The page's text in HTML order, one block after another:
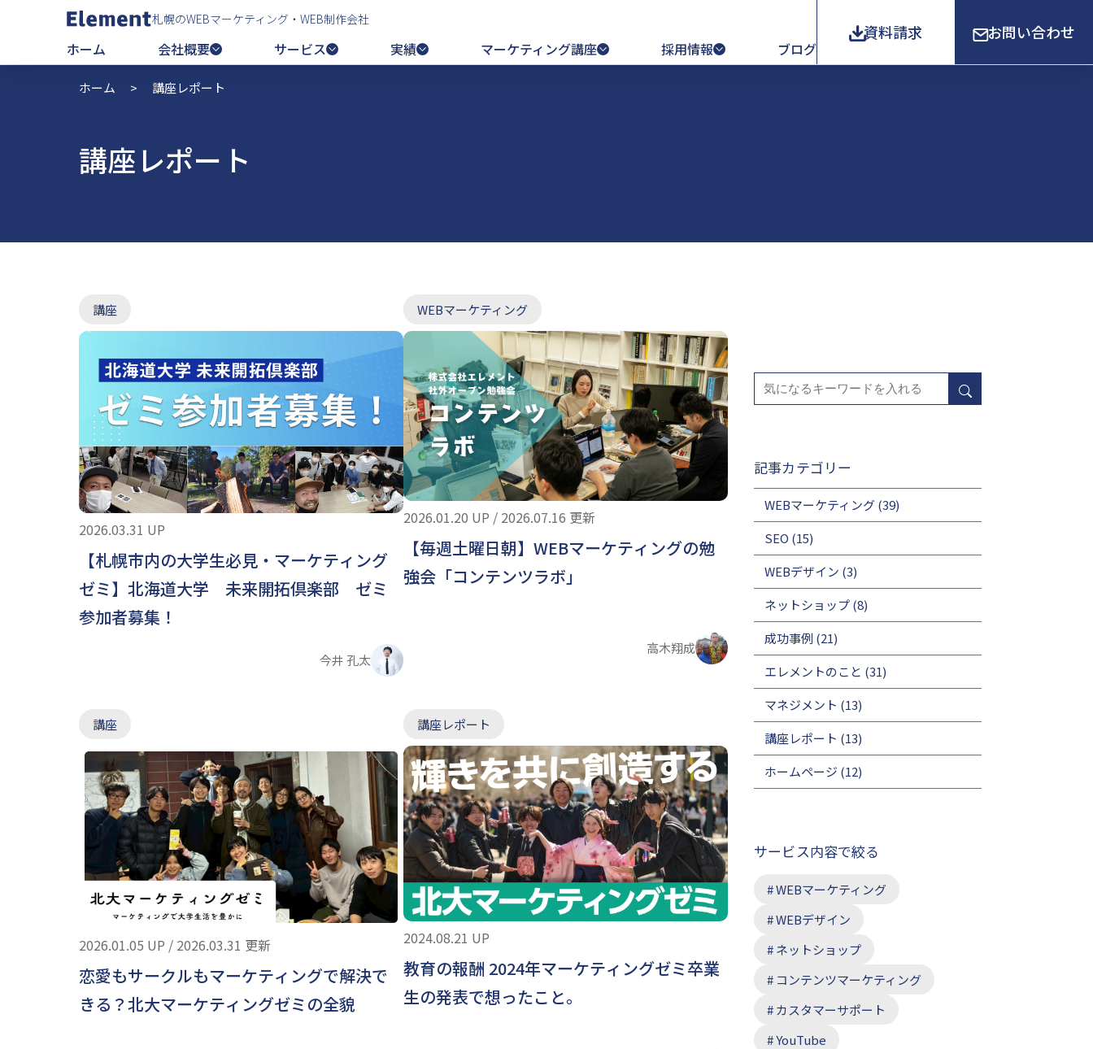
札幌のWEBマーケティング・WEB制作会社
ホーム 会社概要 サービス 実績 マーケティング講座 採用情報 ブログ
資料請求 お問い合わせ
ホーム > 講座レポート
講座レポート
講座
2026.03.31 UP
【札幌市内の大学生必見・マーケティング
ゼミ】北海道大学 未来開拓倶楽部 ゼミ
参加者募集！
今井 孔太
WEBマーケティング
2026.01.20 UP / 2026.07.16 更新
【毎週土曜日朝】WEBマーケティングの勉
強会「コンテンツラボ」
高木翔成
講座
2026.01.05 UP / 2026.03.31 更新
恋愛もサークルもマーケティングで解決で
きる？北大マーケティングゼミの全貌
講座レポート
2024.08.21 UP
教育の報酬 2024年マーケティングゼミ卒業
生の発表で想ったこと。
記事カテゴリー
WEBマーケティング(39)
SEO (15)
WEBデザイン (3)
ネットショップ(8)
成功事例 (21)
エレメントのこと (31)
マネジメント (13)
講座レポート (13)
ホームページ (12)
サービス内容で絞る
WEBマーケティング
WEBデザイン
ネットショップ
コンテンツマーケティング
カスタマーサポート
YouTube